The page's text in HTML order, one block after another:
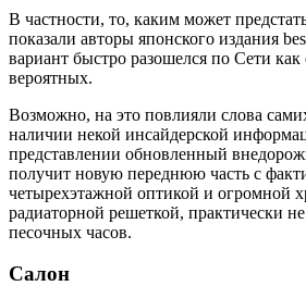
В частности, то, каким может
показали авторы японского издания
вариант быстро разошелся по Сети
вероятных.
Возможно, на это повлияли слова
наличии некой инсайдерской
представлении обновленный
получит новую переднюю часть с
четырехэтажной оптикой и огромной
радиаторной решеткой, практически
песочных часов.
Салон